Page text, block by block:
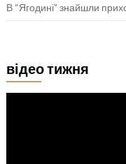
В “Ягодині” знайшли
відео тижня